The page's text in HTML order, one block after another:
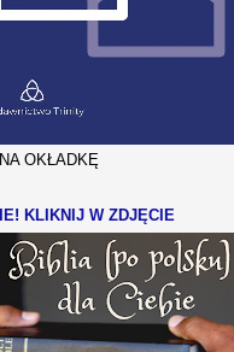
OKŁADKĘ
KLIKNIJ W ZDJĘCIE